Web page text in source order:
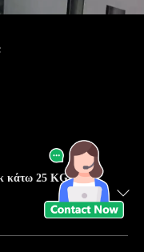
κάτω 25 KG 40